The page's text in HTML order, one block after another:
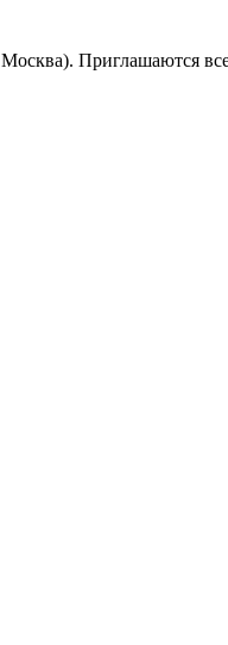
Приглашаются